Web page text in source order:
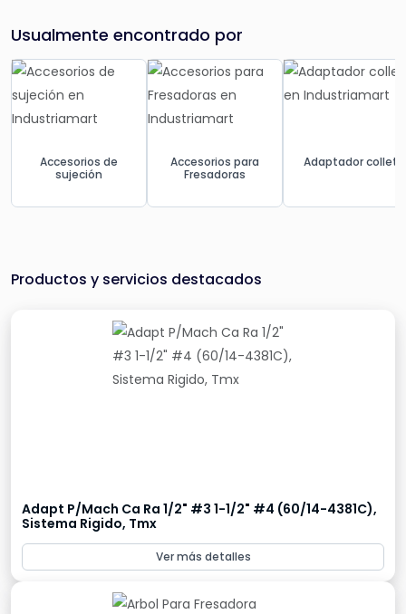
Usualmente encontrado por
Accesorios de
sujeción
Accesorios para
Fresadoras
Adaptador collet
Productos y servicios destacados
Adapt P/Mach Ca Ra 1/2" #3 1-1/2" #4 (60/14-4381C),
Sistema Rigido, Tmx
Ver más detalles